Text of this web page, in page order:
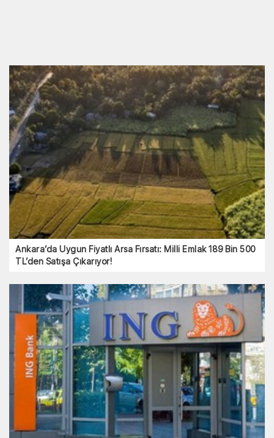
Ankara’da Uygun Fiyatlı Arsa Fırsatı: Milli Emlak 189 Bin 500
TL’den Satışa Çıkarıyor!